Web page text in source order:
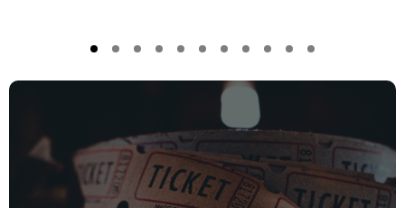
Ticket Verkauf
Hier können Sie Tickets zu unseren